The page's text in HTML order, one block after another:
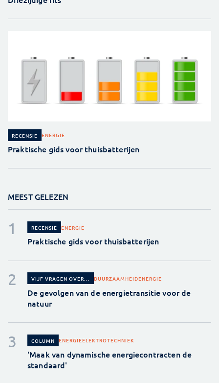
RECENSIE ENERGIE
Praktische gids voor thuisbatterijen
MEEST GELEZEN
RECENSIE ENERGIE
Praktische gids voor thuisbatterijen
VIJF VRAGEN OVER... DUURZAAMHEIDENERGIE
De gevolgen van de energietransitie voor de
natuur
COLUMN ENERGIEELEKTROTECHNIEK
'Maak van dynamische energiecontracten de
standaard'